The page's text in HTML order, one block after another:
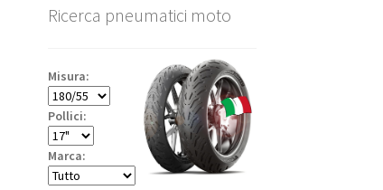
Ricerca pneumatici moto
Misura:
Pollici:
Marca: